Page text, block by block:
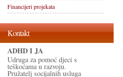
Financijeri projekata
Kontakt
ADHD I JA
Udruga za pomoć djeci s
teškoćama u razvoju.
Pružatelj socijalnih usluga